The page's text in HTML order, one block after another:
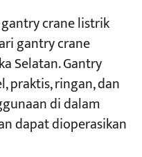
crane listrik
gantry crane
Selatan. Gantry
praktis, ringan, dan
di dalam
dapat dioperasikan